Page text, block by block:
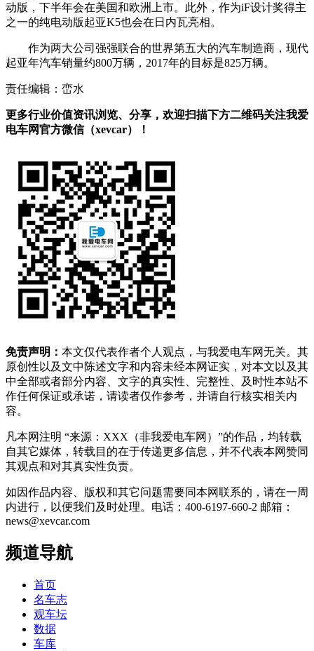
动版，下半年会在美国和欧洲上市。此外，作为iF设计奖得主
之一的纯电动版起亚K5也会在日内瓦亮相。
作为两大公司强强联合的世界第五大的汽车制造商，现代
起亚年汽车销量约800万辆，2017年的目标是825万辆。
责任编辑：峦水
更多行业价值资讯浏览、分享，欢迎扫描下方二维码关注我爱
电车网官方微信（xevcar）！
免责声明： 本文仅代表作者个人观点，与我爱电车网无关。其
原创性以及文中陈述文字和内容未经本网证实，对本文以及其
中全部或者部分内容、文字的真实性、完整性、及时性本站不
作任何保证或承诺，请读者仅作参考，并请自行核实相关内
容。
凡本网注明 “来源：XXX（非我爱电车网）”的作品，均转载
自其它媒体，转载目的在于传递更多信息，并不代表本网赞同
其观点和对其真实性负责。
如因作品内容、版权和其它问题需要同本网联系的，请在一周
内进行，以便我们及时处理。电话：400-6197-660-2 邮箱：
news@xevcar.com
频道导航
首页
名车志
观车坛
数据
车库